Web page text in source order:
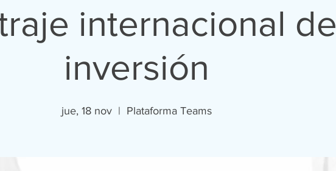
internacional de
inversión
jue, 18 nov
  |
Plataforma Teams